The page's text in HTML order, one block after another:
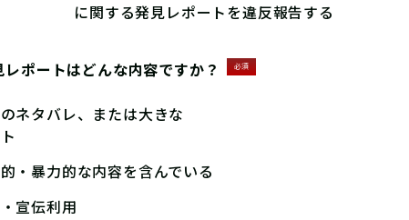
に関する発見レポートを違反報告する
ポートはどんな内容ですか？ 必須
ネタバレ、または大きな
・暴力的な内容を含んでいる
宣伝利用